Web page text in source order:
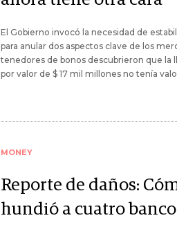
El Gobierno invocó la necesidad de
para anular dos aspectos clave de los
tenedores de bonos descubrieron que la
por valor de $ 17 mil millones no tenía
MONEY
Reporte de daños:
hundió a cuatro